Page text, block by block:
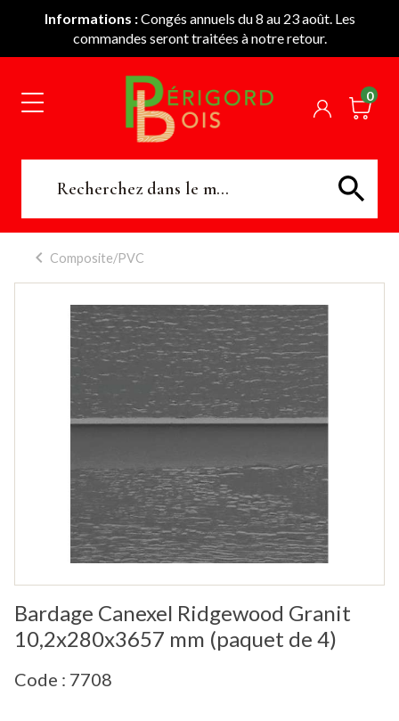
Informations :Congés annuels du 8 au 23 août. Les
commandes seront traitées à notre retour.
0
Composite/PVC
Bardage Canexel Ridgewood Granit
10,2x280x3657 mm (paquet de 4)
Code : 7708